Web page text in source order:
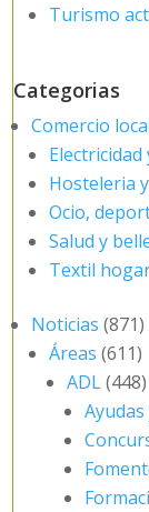
Turismo
Categorias
Comercio
Hosteleria
Ocio,
Salud y
Textil
Noticias (871)
Áreas (611)
ADL(448)